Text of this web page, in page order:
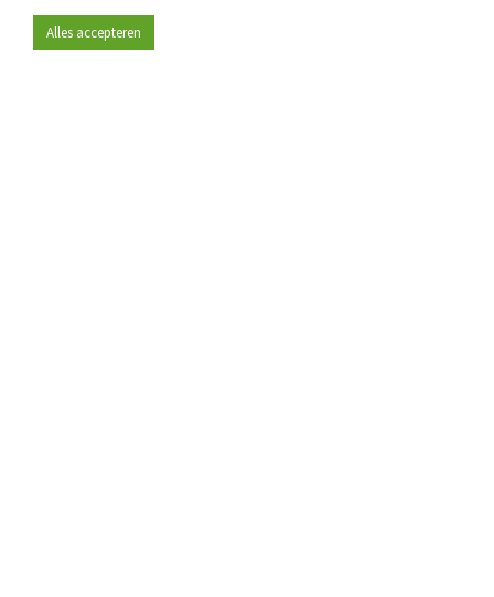
Alles accepteren